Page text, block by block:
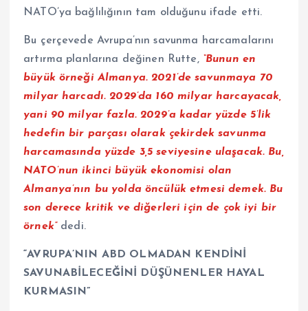
NATO’ya bağlılığının tam olduğunu ifade etti.
Bu çerçevede Avrupa’nın savunma harcamalarını
artırma planlarına değinen Rutte,“Bunun en
büyük örneği Almanya. 2021’de savunmaya 70
milyar harcadı. 2029’da 160 milyar harcayacak,
yani 90 milyar fazla. 2029’a kadar yüzde 5’lik
hedefin bir parçası olarak çekirdek savunma
harcamasında yüzde 3,5 seviyesine ulaşacak. Bu,
NATO’nun ikinci büyük ekonomisi olan
Almanya’nın bu yolda öncülük etmesi demek. Bu
son derece kritik ve diğerleri için de çok iyi bir
örnek”dedi.
“AVRUPA’NIN ABD OLMADAN KENDİNİ
SAVUNABİLECEĞİNİ DÜŞÜNENLER HAYAL
KURMASIN”